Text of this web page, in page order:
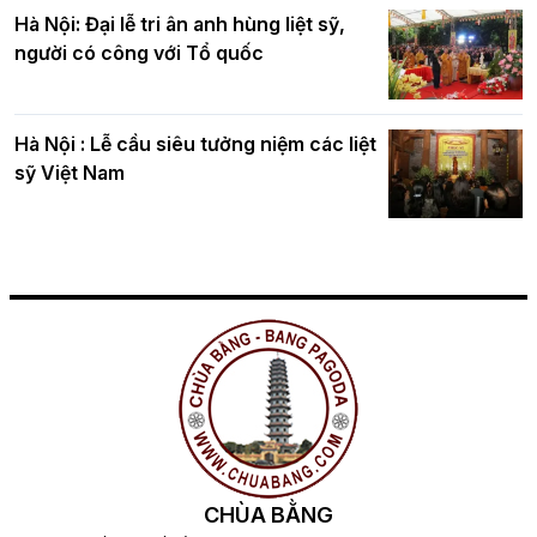
Hà Nội: Đại lễ tri ân anh hùng liệt sỹ,
người có công với Tổ quốc
Hà Nội : Lễ cầu siêu tưởng niệm các liệt
sỹ Việt Nam
CHÙA BẰNG